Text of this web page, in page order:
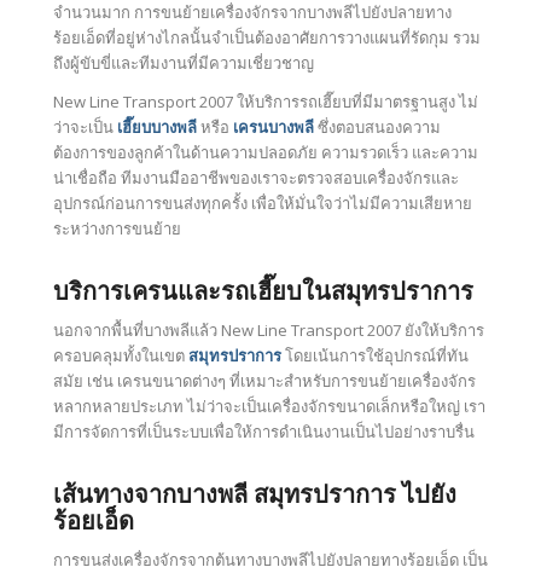
จำนวนมาก การขนย้ายเครื่องจักรจากบางพลีไปยังปลายทาง
ร้อยเอ็ดที่อยู่ห่างไกลนั้นจำเป็นต้องอาศัยการวางแผนที่รัดกุม รวม
ถึงผู้ขับขี่และทีมงานที่มีความเชี่ยวชาญ
New Line Transport 2007 ให้บริการรถเฮี๊ยบที่มีมาตรฐานสูง ไม่
ว่าจะเป็น เฮี๊ยบบางพลีหรือ เครนบางพลีซึ่งตอบสนองความ
ต้องการของลูกค้าในด้านความปลอดภัย ความรวดเร็ว และความ
น่าเชื่อถือ ทีมงานมืออาชีพของเราจะตรวจสอบเครื่องจักรและ
อุปกรณ์ก่อนการขนส่งทุกครั้ง เพื่อให้มั่นใจว่าไม่มีความเสียหาย
ระหว่างการขนย้าย
บริการเครนและรถเฮี๊ยบในสมุทรปราการ
นอกจากพื้นที่บางพลีแล้ว New Line Transport 2007 ยังให้บริการ
ครอบคลุมทั้งในเขตสมุทรปราการโดยเน้นการใช้อุปกรณ์ที่ทัน
สมัย เช่น เครนขนาดต่างๆ ที่เหมาะสำหรับการขนย้ายเครื่องจักร
หลากหลายประเภท ไม่ว่าจะเป็นเครื่องจักรขนาดเล็กหรือใหญ่ เรา
มีการจัดการที่เป็นระบบเพื่อให้การดำเนินงานเป็นไปอย่างราบรื่น
เส้นทางจากบางพลี สมุทรปราการ ไปยัง
ร้อยเอ็ด
การขนส่งเครื่องจักรจากต้นทางบางพลีไปยังปลายทางร้อยเอ็ด เป็น